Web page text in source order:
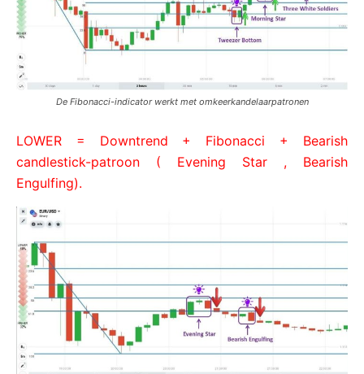
De Fibonacci-indicator werkt met omkeerkandelaarpatronen
LOWER = Downtrend + Fibonacci + Bearish
candlestick-patroon ( Evening Star , Bearish
Engulfing).